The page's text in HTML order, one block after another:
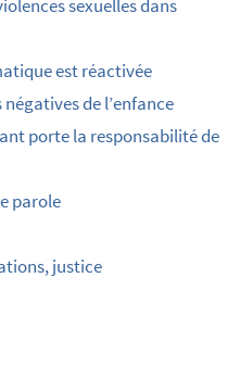
sexuelles dans
est réactivée
négatives de l’enfance
porte la responsabilité de
parole
justice